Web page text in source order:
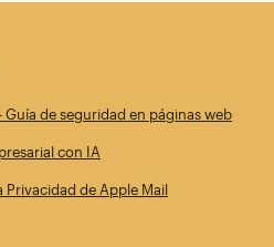
de seguridad en páginas web
con IA
Privacidad de Apple Mail